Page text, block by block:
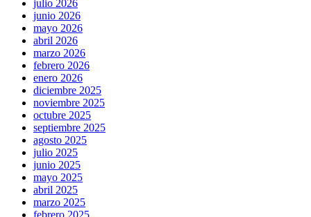
julio 2026
junio 2026
mayo 2026
abril 2026
marzo 2026
febrero 2026
enero 2026
diciembre 2025
noviembre 2025
octubre 2025
septiembre 2025
agosto 2025
julio 2025
junio 2025
mayo 2025
abril 2025
marzo 2025
febrero 2025